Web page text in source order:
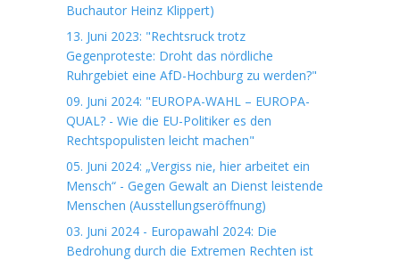
Buchautor Heinz Klippert)
13. Juni 2023: "Rechtsruck trotz
Gegenproteste: Droht das nördliche
Ruhrgebiet eine AfD-Hochburg zu werden?"
09. Juni 2024: "EUROPA-WAHL – EUROPA-
QUAL? - Wie die EU-Politiker es den
Rechtspopulisten leicht machen"
05. Juni 2024: „Vergiss nie, hier arbeitet ein
Mensch“ - Gegen Gewalt an Dienst leistende
Menschen (Ausstellungseröffnung)
03. Juni 2024 - Europawahl 2024: Die
Bedrohung durch die Extremen Rechten ist